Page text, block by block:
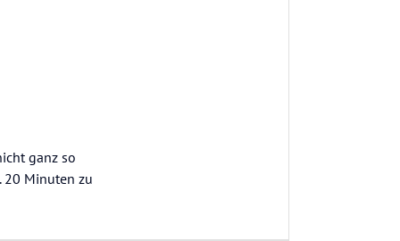
ganz so
20 Minuten zu